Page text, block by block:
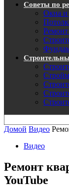
Советы по
Окна и
Ремонт
Домой Видео
Видео
Ремонт
YouTube